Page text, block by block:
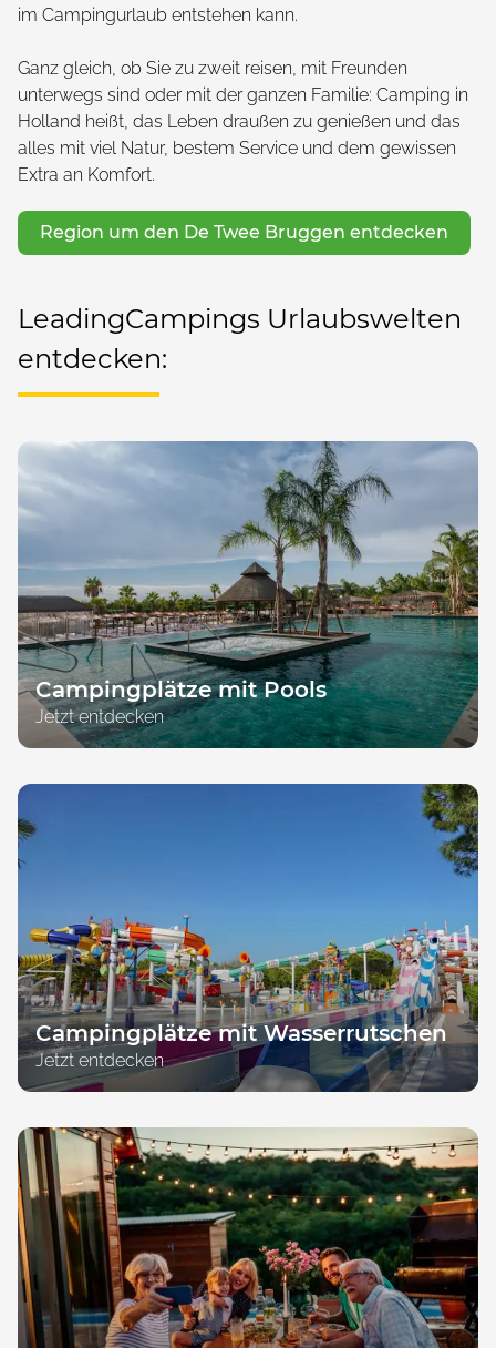
im Campingurlaub entstehen kann.
Ganz gleich, ob Sie zu zweit reisen, mit Freunden
unterwegs sind oder mit der ganzen Familie: Camping in
Holland heißt, das Leben draußen zu genießen und das
alles mit viel Natur, bestem Service und dem gewissen
Extra an Komfort.
Region um den De Twee Bruggen entdecken
LeadingCampings Urlaubswelten
entdecken:
Campingplätze mit Pools
Jetzt entdecken
Campingplätze mit Wasserrutschen
Jetzt entdecken